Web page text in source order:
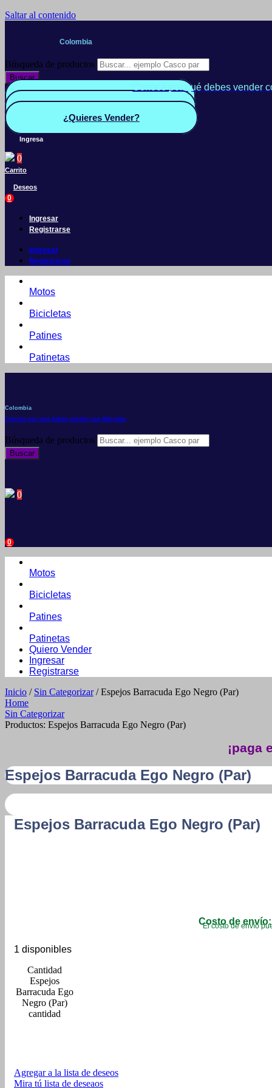
Saltar al contenido
Colombia
Búsqueda de productos
Buscar
Conoce por qué debes vender
¿Quieres Vender?
Ingresa
0
Carrito
Deseos
0
Ingresar
Registrarse
Ingresar
Registrarse
Motos
Bicicletas
Patines
Patinetas
Colombia
Conoce por qué debes vender con Mercleta
Búsqueda de productos
Buscar
0
0
Motos
Bicicletas
Patines
Patinetas
Quiero Vender
Ingresar
Registrarse
Inicio / Sin Categorizar/ Espejos Barracuda Ego Negro (Par)
Home
Sin Categorizar
Productos: Espejos Barracuda Ego Negro (Par)
¡paga
Espejos Barracuda Ego Negro (Par)
Espejos Barracuda Ego Negro (Par)
Costo de envío:
El costo de envío
1 disponibles
Espejos
Barracuda Ego
Negro (Par)
cantidad
Agregar a la lista de deseos
Mira tú lista de deseaos